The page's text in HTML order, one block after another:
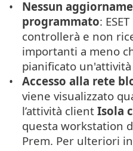
Nessun
programmato:
controllerà e non
importanti a meno
pianificato
Accesso alla rete
viene visualizzato
l’attività clientIsola
questa workstation
Prem. Per ulteriori